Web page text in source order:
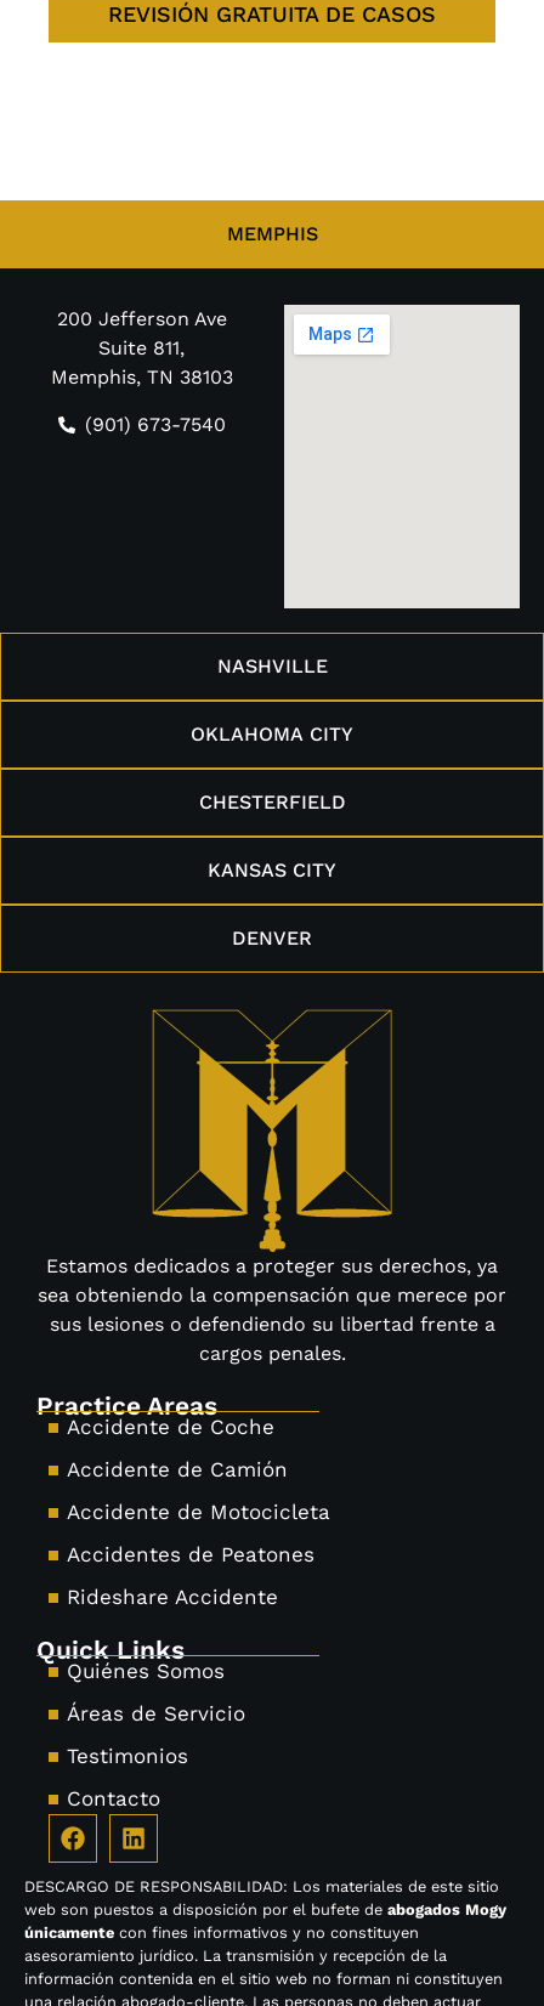
REVISIÓN GRATUITA DE CASOS
MEMPHIS
NASHVILLE
OKLAHOMA CITY
CHESTERFIELD
KANSAS CITY
DENVER
200 Jefferson Ave
Suite 811,
Memphis, TN 38103
(901) 673-7540
Estamos dedicados a proteger sus derechos, ya
sea obteniendo la compensación que merece por
sus lesiones o defendiendo su libertad frente a
cargos penales.
Practice Areas
Accidente de Coche
Accidente de Camión
Accidente de Motocicleta
Accidentes de Peatones
Rideshare Accidente
Quick Links
Quiénes Somos
Áreas de Servicio
Testimonios
Contacto
DESCARGO DE RESPONSABILIDAD: Los materiales de este sitio
web son puestos a disposición por el bufete de abogados Mogy
únicamente con fines informativos y no constituyen
asesoramiento jurídico. La transmisión y recepción de la
información contenida en el sitio web no forman ni constituyen
una relación abogado-cliente. Las personas no deben actuar